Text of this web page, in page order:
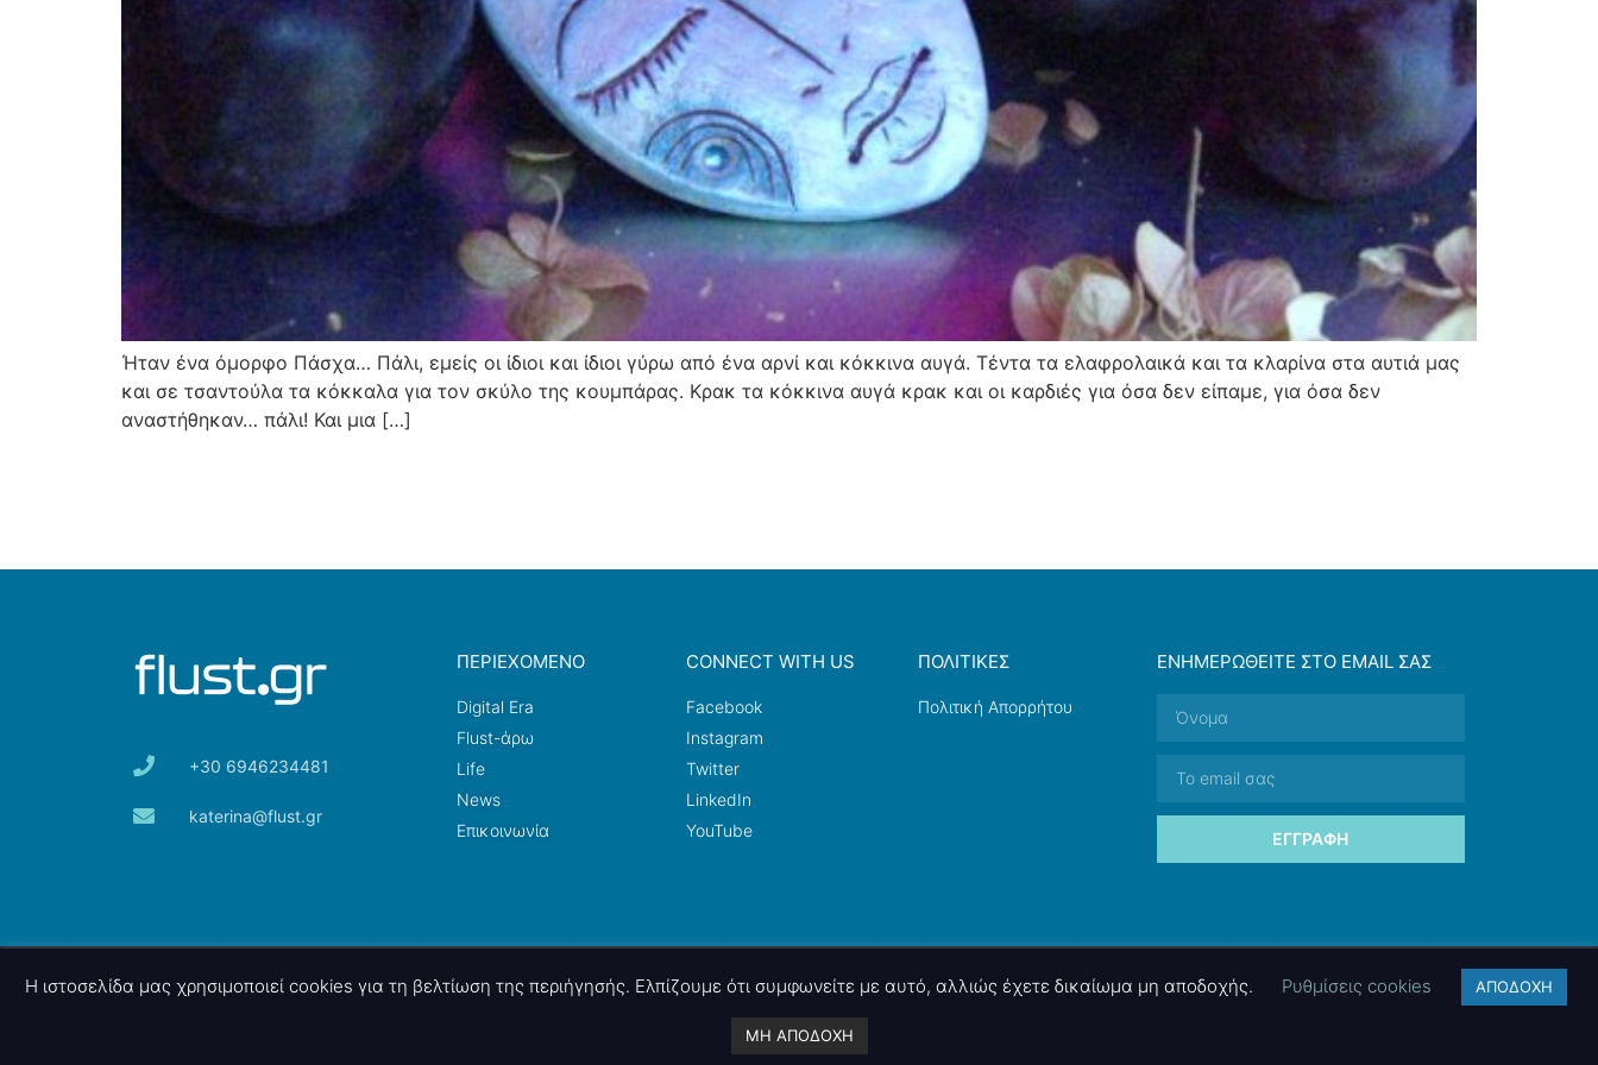
Ήταν ένα όμορφο Πάσχα… Πάλι, εμείς οι ίδιοι και ίδιοι γύρω από ένα αρνί και κόκκινα αυγά. Τέντα τα ελαφρολαικά και τα κλαρίνα στα αυτιά μας
και σε τσαντούλα τα κόκκαλα για τον σκύλο της κουμπάρας. Κρακ τα κόκκινα αυγά κρακ και οι καρδιές για όσα δεν είπαμε, για όσα δεν
αναστήθηκαν… πάλι! Και μια […]
+30 6946234481
katerina@flust.gr
ΠΕΡΙΕΧΟΜΕΝΟ
Digital Era
Flust-άρω
Life
News
Επικοινωνία
CONNECT WITH US
Facebook
Instagram
Twitter
LinkedIn
YouTube
ΠΟΛΙΤΙΚΕΣ
Πολιτική Απορρήτου
ΕΝΗΜΕΡΩΘΕΊΤΕ ΣΤΟ EMAIL ΣΑΣ
ΕΓΓΡΑΦΉ
© 2026 nettings, ltd. All rights reserved.
nettings, ltd . Powered by
Η ιστοσελίδα μας χρησιμοποιεί cookies για τη βελτίωση της περιήγησής. Ελπίζουμε ότι συμφωνείτε με αυτό, αλλιώς έχετε δικαίωμα μη αποδοχής. Ρυθμίσεις cookies ΑΠΟΔΟΧΗ
ΜΗ ΑΠΟΔΟΧΗ